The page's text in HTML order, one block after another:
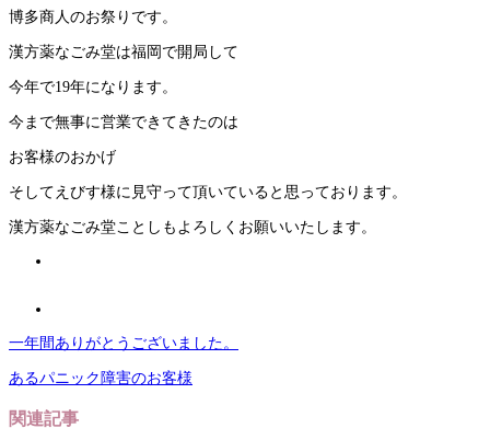
博多商人のお祭りです。
漢方薬なごみ堂は福岡で開局して
今年で19年になります。
今まで無事に営業できてきたのは
お客様のおかげ
そしてえびす様に見守って頂いていると思っております。
漢方薬なごみ堂ことしもよろしくお願いいたします。
一年間ありがとうございました。
あるパニック障害のお客様
関連記事